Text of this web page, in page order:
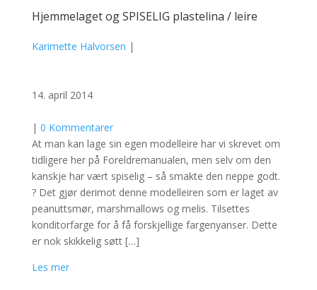
Hjemmelaget og SPISELIG plastelina / leire
Karimette Halvorsen |
14. april 2014
| 0 Kommentarer
At man kan lage sin egen modelleire har vi skrevet om
tidligere her på Foreldremanualen, men selv om den
kanskje har vært spiselig – så smakte den neppe godt.
? Det gjør derimot denne modelleiren som er laget av
peanuttsmør, marshmallows og melis. Tilsettes
konditorfarge for å få forskjellige fargenyanser. Dette
er nok skikkelig søtt […]
Les mer